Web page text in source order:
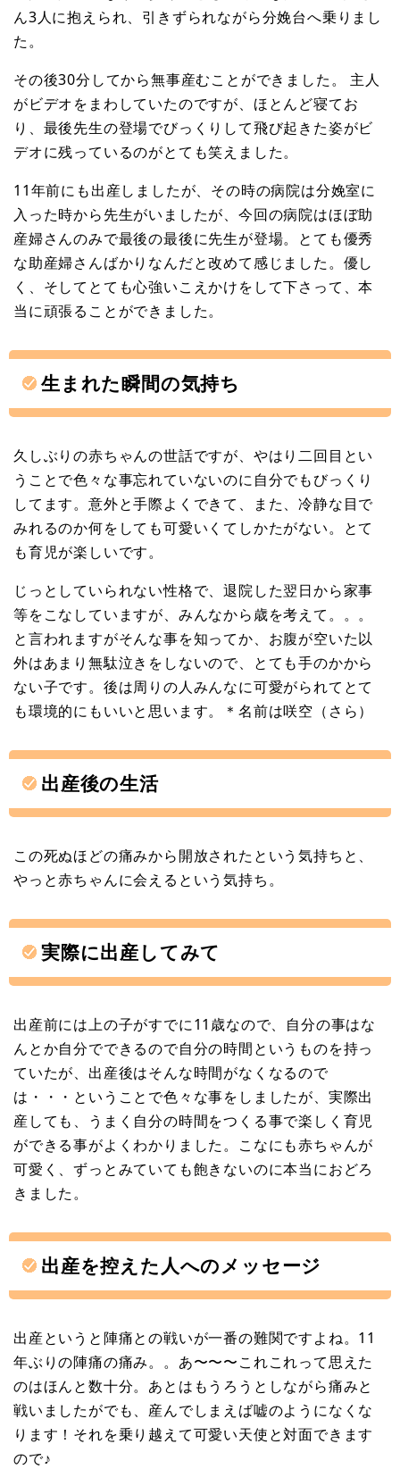
ん3人に抱えられ、引きずられながら分娩台へ乗りまし
た。
その後30分してから無事産むことができました。 主人
がビデオをまわしていたのですが、ほとんど寝てお
り、最後先生の登場でびっくりして飛び起きた姿がビ
デオに残っているのがとても笑えました。
11年前にも出産しましたが、その時の病院は分娩室に
入った時から先生がいましたが、今回の病院はほぼ助
産婦さんのみで最後の最後に先生が登場。とても優秀
な助産婦さんばかりなんだと改めて感じました。優し
く、そしてとても心強いこえかけをして下さって、本
当に頑張ることができました。
生まれた瞬間の気持ち
久しぶりの赤ちゃんの世話ですが、やはり二回目とい
うことで色々な事忘れていないのに自分でもびっくり
してます。意外と手際よくできて、また、冷静な目で
みれるのか何をしても可愛いくてしかたがない。とて
も育児が楽しいです。
じっとしていられない性格で、退院した翌日から家事
等をこなしていますが、みんなから歳を考えて。。。
と言われますがそんな事を知ってか、お腹が空いた以
外はあまり無駄泣きをしないので、とても手のかから
ない子です。後は周りの人みんなに可愛がられてとて
も環境的にもいいと思います。＊名前は咲空（さら）
出産後の生活
この死ぬほどの痛みから開放されたという気持ちと、
やっと赤ちゃんに会えるという気持ち。
実際に出産してみて
出産前には上の子がすでに11歳なので、自分の事はな
んとか自分でできるので自分の時間というものを持っ
ていたが、出産後はそんな時間がなくなるので
は・・・ということで色々な事をしましたが、実際出
産しても、うまく自分の時間をつくる事で楽しく育児
ができる事がよくわかりました。こなにも赤ちゃんが
可愛く、ずっとみていても飽きないのに本当におどろ
きました。
出産を控えた人へのメッセージ
出産というと陣痛との戦いが一番の難関ですよね。11
年ぶりの陣痛の痛み。。あ〜〜〜これこれって思えた
のはほんと数十分。あとはもうろうとしながら痛みと
戦いましたがでも、産んでしまえば嘘のようになくな
ります！それを乗り越えて可愛い天使と対面できます
ので♪